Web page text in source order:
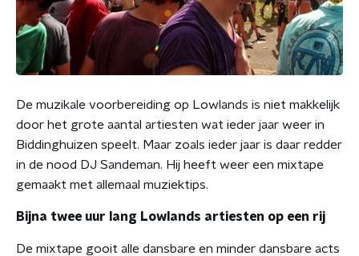
De muzikale voorbereiding op Lowlands is niet makkelijk
door het grote aantal artiesten wat ieder jaar weer in
Biddinghuizen speelt. Maar zoals ieder jaar is daar redder
in de nood DJ Sandeman. Hij heeft weer een mixtape
gemaakt met allemaal muziektips.
Bijna twee uur lang Lowlands artiesten op een rij
De mixtape gooit alle dansbare en minder dansbare acts